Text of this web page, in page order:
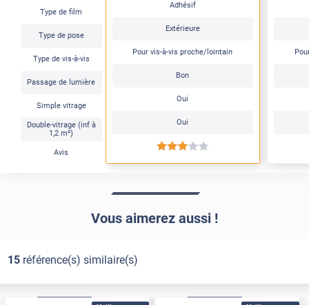
Type de film
Type de pose
Type de vis-à-vis
Passage de lumière
Simple vitrage
Double-vitrage (inf à
1,2 m²)
Avis
Adhésif
Extérieure
Pour vis-à-vis proche/lointain
Bon
Oui
Oui
*****
Vous aimerez aussi !
15référence(s) similaire(s)